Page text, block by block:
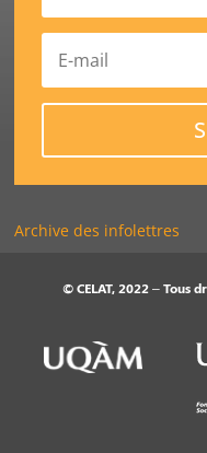
Archive des infolettres
© CELAT, 2022 – Tous